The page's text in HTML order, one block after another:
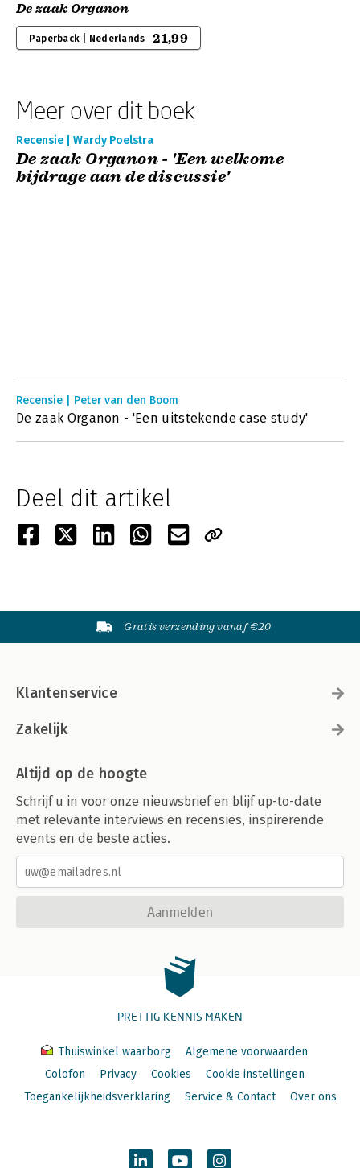
De zaak Organon
Paperback | Nederlands 21,99
Meer over dit boek
Recensie | Wardy Poelstra
De zaak Organon - 'Een welkome
bijdrage aan de discussie'
Recensie | Peter van den Boom
De zaak Organon - 'Een uitstekende case study'
Deel dit artikel
Gratis verzending vanaf €20
Klantenservice
Zakelijk
Altijd op de hoogte
Schrijf u in voor onze nieuwsbrief en blijf up-to-date
met relevante interviews en recensies, inspirerende
events en de beste acties.
Aanmelden
PRETTIG KENNIS MAKEN
Thuiswinkel waarborg
Algemene voorwaarden
Colofon
Privacy Cookies
Cookie instellingen
Toegankelijkheidsverklaring
Service & Contact Over ons